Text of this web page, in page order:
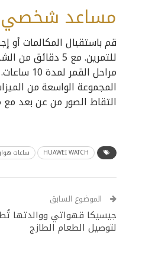
مساعد
مراحل
المجموعة الواسعة من
التقاط الصور من عن بعد
HUAWEI WATCH ساعات
الموضوع السابق
جيسيكا قهواتي ووالدتها
لتوصيل الطعام الطازج